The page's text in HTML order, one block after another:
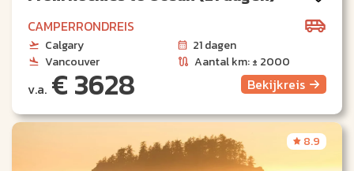
CAMPERRONDREIS
Calgary
21 dagen
Vancouver
Aantal km: ± 2000
v.a. € 3628 Bekijkreis
8.9